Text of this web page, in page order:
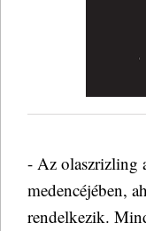
- Az olaszrizling
medencéjében,
rendelkezik.